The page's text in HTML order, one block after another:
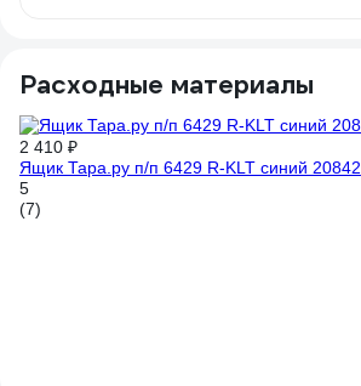
Расходные материалы
2 410 ₽
Ящик Тара.ру п/п 6429 R-KLT синий 20842
5
(7)